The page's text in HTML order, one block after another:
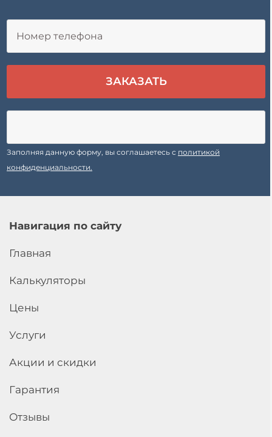
Заполняя данную форму, вы соглашаетесь с политикой
конфиденциальности.
Навигация по сайту
Главная
Калькуляторы
Цены
Услуги
Акции и скидки
Гарантия
Отзывы